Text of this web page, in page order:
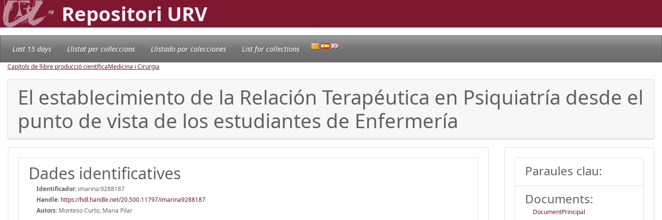
Repositori URV
Last 15 days Llistat per col·leccions Llistado por colecciones List for collections
Capítols de llibre producció científicaMedicina i Cirurgia
El establecimiento de la Relación Terapéutica en Psiquiatría desde el
punto de vista de los estudiantes de Enfermería
Dades identificatives
Identificador: imarina:9288187
Handle: https://hdl.handle.net/20.500.11797/imarina9288187
Autors: Monteso Curto, Maria Pilar
Paraules clau:
Documents:
DocumentPrincipal